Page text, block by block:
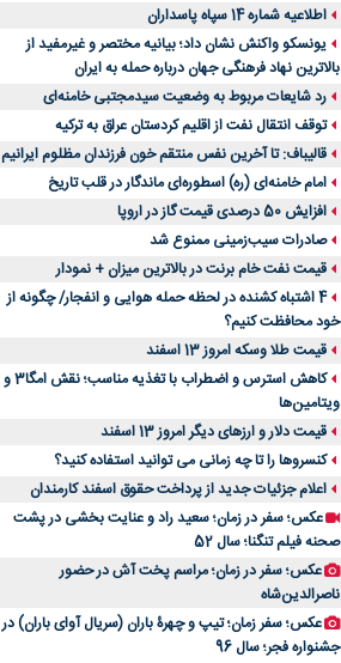
اطلاعیه شماره 14 سپاه پاسداران
یونسکو واکنش نشان داد؛ بیانیه مختصر و غیرمفید از
بالاترین نهاد فرهنگی جهان درباره حمله به ایران
رد شایعات مربوط به وضعیت سیدمجتبی خامنه‌ای
توقف انتقال نفت از اقلیم کردستان عراق به ترکیه
قالیباف: تا آخرین نفس منتقم خون فرزندان مظلوم ایرانیم
امام خامنه‌ای (ره) اسطوره‌ای ماندگار در قلب تاریخ
افزایش 50 درصدی قیمت گاز در اروپا
صادرات سیب‌زمینی ممنوع شد
قیمت نفت خام برنت در بالاترین میزان + نمودار
4 اشتباه کشنده در لحظه حمله هوایی و انفجار/ چگونه از
خود محافظت کنیم؟
قیمت طلا وسکه امروز 13 اسفند
کاهش استرس و اضطراب با تغذیه مناسب؛ نقش امگا3 و
ویتامین‌ها
قیمت دلار و ارزهای دیگر امروز 13 اسفند
کنسروها را تا چه زمانی می توانید استفاده کنید؟
اعلام جزئیات جدید از پرداخت حقوق اسفند کارمندان
عکس؛ سفر در زمان؛ سعید راد و عنایت بخشی در پشت
صحنه فیلم تنگنا؛ سال 52
عکس؛ سفر در زمان؛ مراسم پخت آش در حضور
ناصرالدین‌شاه
عکس؛ سفر زمان؛ تیپ و چهرۀ باران (سریال آوای باران) در
جشنواره فجر؛ سال 96